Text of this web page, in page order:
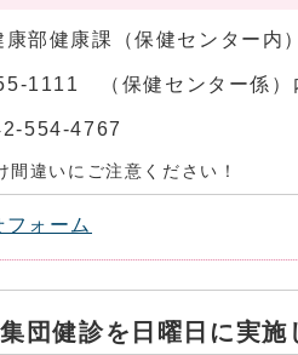
部健康課（保健センター内）
1111 （保健センター係
554-4767
間違いにご注意ください！
ォーム
団健診を日曜日に実施